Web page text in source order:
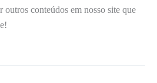
outros conteúdos em nosso site que